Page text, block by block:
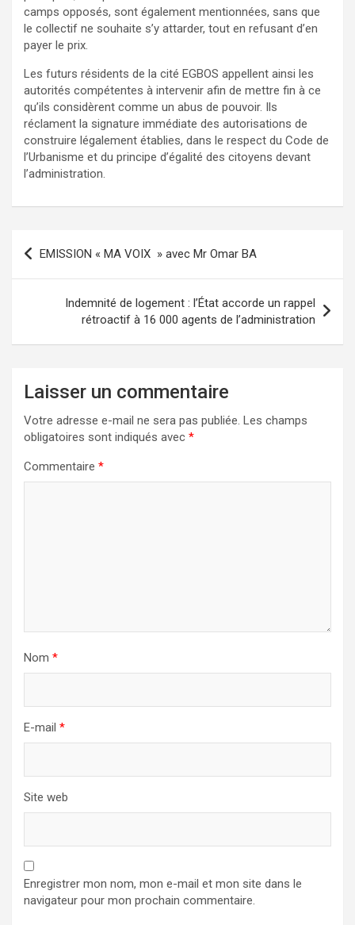
camps opposés, sont également mentionnées, sans que
le collectif ne souhaite s’y attarder, tout en refusant d’en
payer le prix.
Les futurs résidents de la cité EGBOS appellent ainsi les
autorités compétentes à intervenir afin de mettre fin à ce
qu’ils considèrent comme un abus de pouvoir. Ils
réclament la signature immédiate des autorisations de
construire légalement établies, dans le respect du Code de
l’Urbanisme et du principe d’égalité des citoyens devant
l’administration.
EMISSION « MA VOIX » avec Mr Omar BA
Indemnité de logement : l’État accorde un rappel
rétroactif à 16 000 agents de l’administration
Laisser un commentaire
Votre adresse e-mail ne sera pas publiée. Les champs
obligatoires sont indiqués avec *
Commentaire *
Nom *
E-mail *
Site web
Enregistrer mon nom, mon e-mail et mon site dans le
navigateur pour mon prochain commentaire.